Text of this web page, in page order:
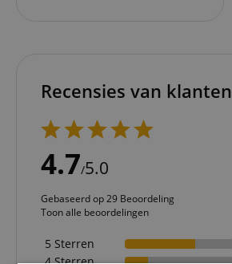
Recensies van klanten
4.7/5.0
Gebaseerd op 29 Beoordeling
Toon alle beoordelingen
5 Sterren